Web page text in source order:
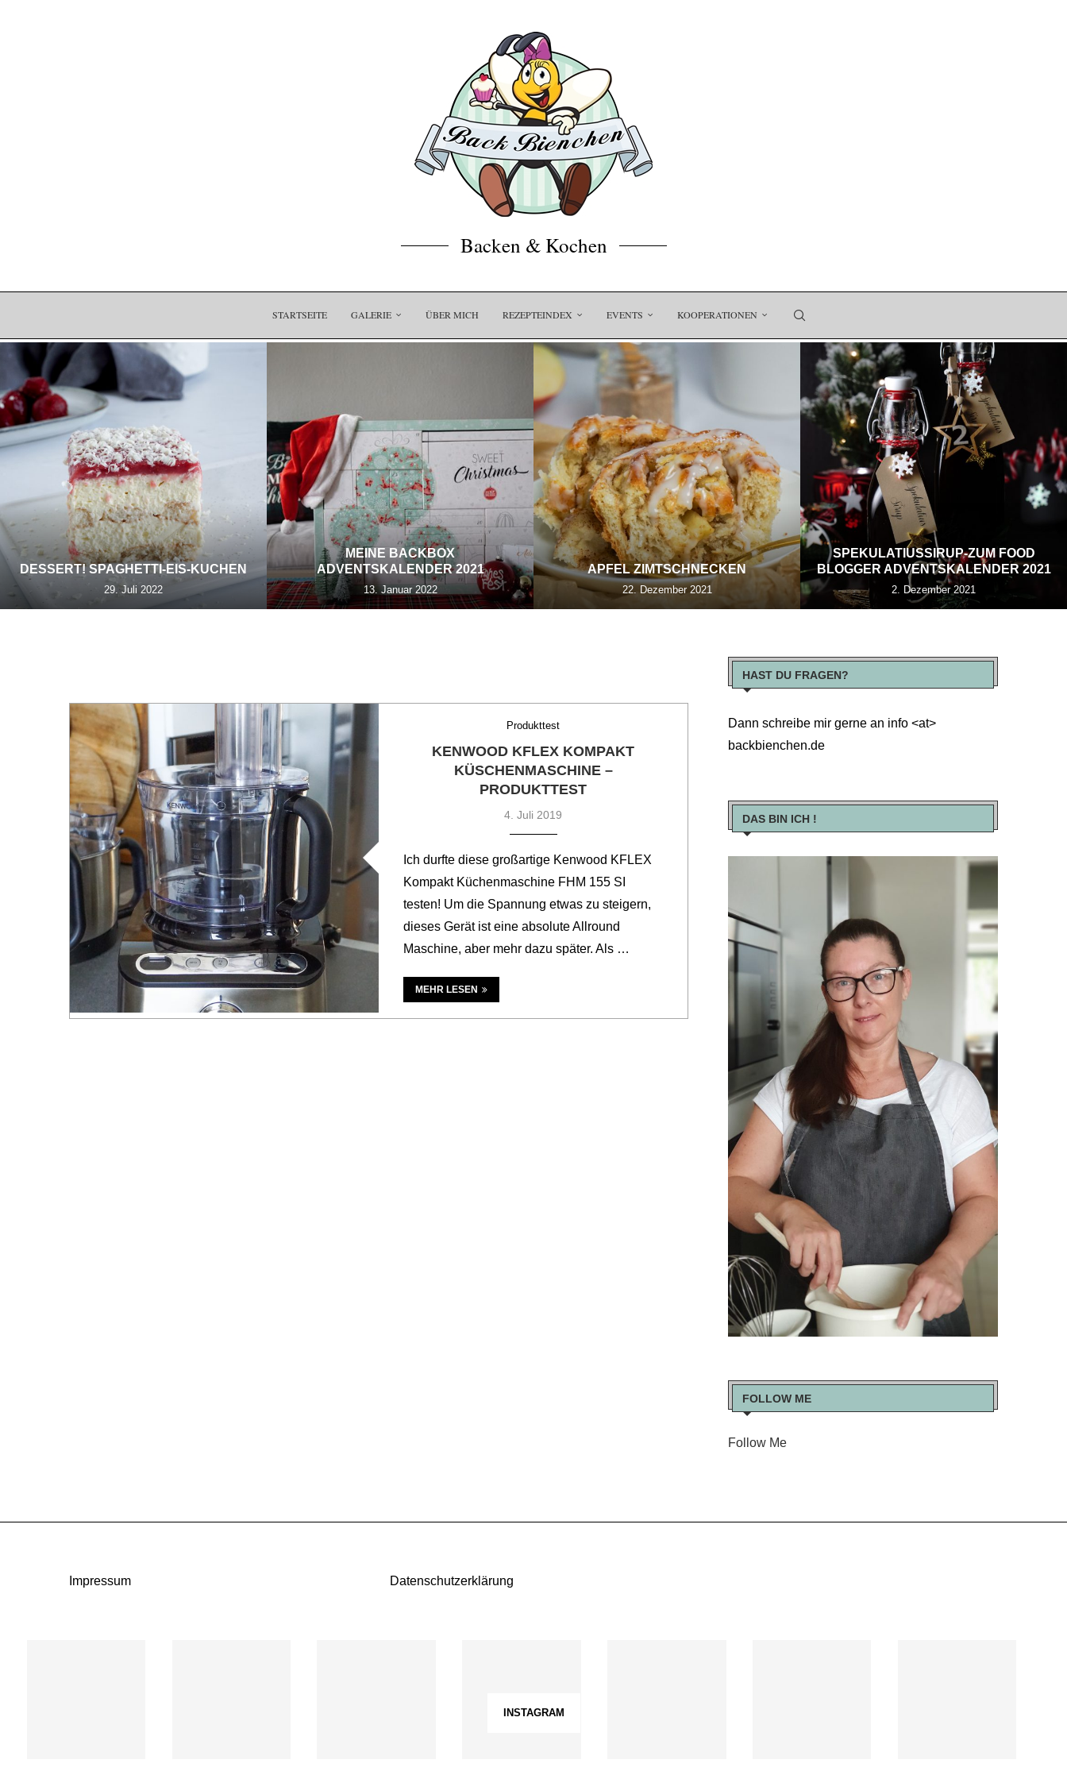
Backen & Kochen
STARTSEITE GALERIE ÜBER MICH REZEPTEINDEX EVENTS KOOPERATIONEN
DESSERT! SPAGHETTI-EIS-KUCHEN
29. Juli 2022
MEINE BACKBOX
ADVENTSKALENDER 2021
13. Januar 2022
APFEL ZIMTSCHNECKEN
22. Dezember 2021
SPEKULATIUSSIRUP-ZUM FOOD
BLOGGER ADVENTSKALENDER 2021
2. Dezember 2021
Produkttest
KENWOOD KFLEX KOMPAKT
KÜSCHENMASCHINE –
PRODUKTTEST
4. Juli 2019
Ich durfte diese großartige Kenwood KFLEX
Kompakt Küchenmaschine FHM 155 SI
testen! Um die Spannung etwas zu steigern,
dieses Gerät ist eine absolute Allround
Maschine, aber mehr dazu später. Als …
MEHR LESEN
HAST DU FRAGEN?
Dann schreibe mir gerne an info <at>
backbienchen.de
DAS BIN ICH !
FOLLOW ME
Follow Me
Impressum Datenschutzerklärung
INSTAGRAM